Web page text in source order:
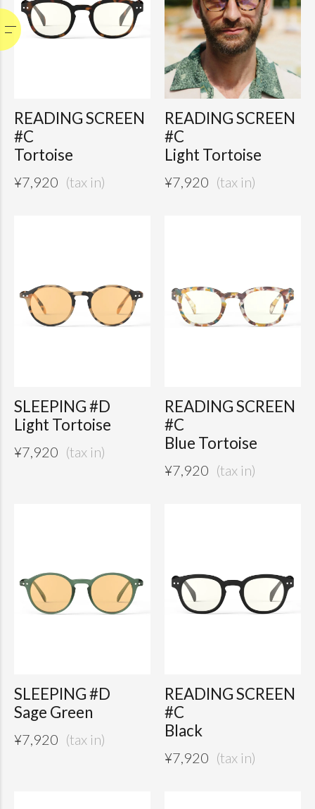
READING SCREEN
#C
Tortoise
¥7,920
READING SCREEN
#C
Light Tortoise
¥7,920
SLEEPING #D
Light Tortoise
¥7,920
READING SCREEN
#C
Blue Tortoise
¥7,920
SLEEPING #D
Sage Green
¥7,920
READING SCREEN
#C
Black
¥7,920